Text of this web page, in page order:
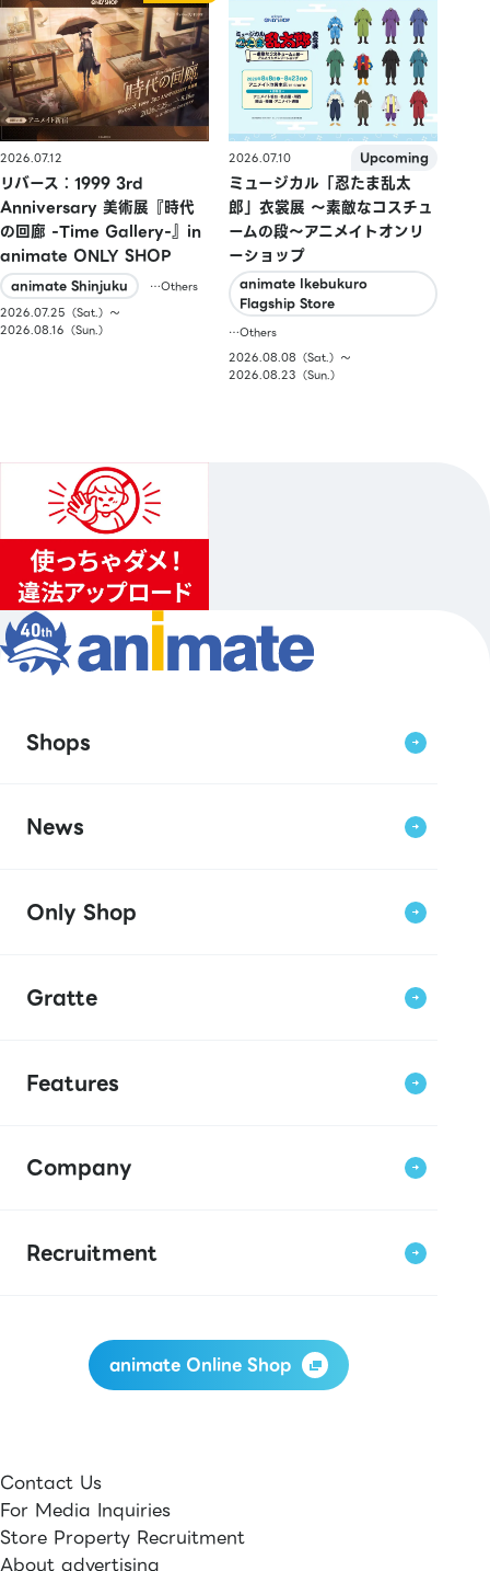
2026.07.12
リバース：1999 3rd
Anniversary 美術展『時代
の回廊 -Time Gallery-』in
animate ONLY SHOP
animate Shinjuku
…Others
2026.07.25（Sat.）〜
2026.08.16（Sun.）
2026.07.10
ミュージカル「忍たま乱太
郎」衣裳展 ～素敵なコスチュ
ームの段～アニメイトオンリ
ーショップ
animate Ikebukuro
Flagship Store
…Others
2026.08.08（Sat.）〜
2026.08.23（Sun.）
Shops
News
Only Shop
Gratte
Features
Company
Recruitment
animate Online Shop
Contact Us
For Media Inquiries
Store Property Recruitment
About advertising